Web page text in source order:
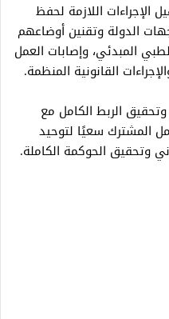
اللازمة لحفظ
الدولة وتقنين أوضاعهم
المبدئي، وإصابات العمل
القانونية المنظمة.
الربط الكامل مع
المشترك سعيًا لتوحيد
وتحقيق الحوكمة الكاملة.